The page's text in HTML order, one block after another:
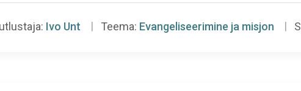
Ivo Unt Teema: Evangeliseerimine ja misjon